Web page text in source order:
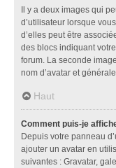
Il y a deux images qui
d’utilisateur lorsque
d’elles peut être
des blocs indiquant
forum. La seconde
nom d’avatar et
Haut
Comment puis-je
Depuis votre panneau
ajouter un avatar en
suivantes : Gravatar,